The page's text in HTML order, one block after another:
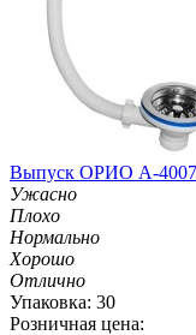
Выпуск ОРИО А-
Ужасно
Плохо
Нормально
Хорошо
Отлично
Упаковка: 30
Розничная цена: